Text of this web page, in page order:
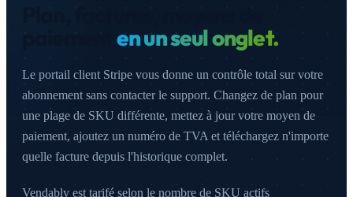
Plan, factures, moyens de
paiement en un seul onglet.
Le portail client Stripe vous donne un contrôle total sur votre
abonnement sans contacter le support. Changez de plan pour
une plage de SKU différente, mettez à jour votre moyen de
paiement, ajoutez un numéro de TVA et téléchargez n'importe
quelle facture depuis l'historique complet.
Vendably est tarifé selon le nombre de SKU actifs